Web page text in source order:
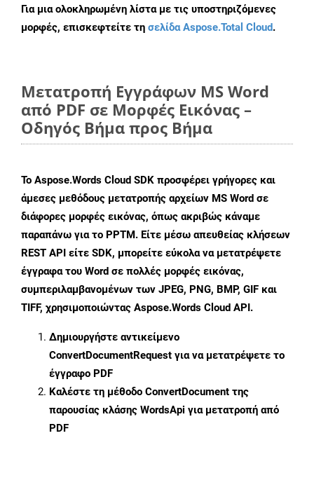
Για μια ολοκληρωμένη λίστα με τις υποστηριζόμενες
μορφές, επισκεφτείτε τη σελίδα Aspose.Total Cloud.
Μετατροπή Εγγράφων MS Word
από PDF σε Μορφές Εικόνας –
Οδηγός Βήμα προς Βήμα
Το Aspose.Words Cloud SDK προσφέρει γρήγορες και
άμεσες μεθόδους μετατροπής αρχείων MS Word σε
διάφορες μορφές εικόνας, όπως ακριβώς κάναμε
παραπάνω για το PPTM. Είτε μέσω απευθείας κλήσεων
REST API είτε SDK, μπορείτε εύκολα να μετατρέψετε
έγγραφα του Word σε πολλές μορφές εικόνας,
συμπεριλαμβανομένων των JPEG, PNG, BMP, GIF και
TIFF, χρησιμοποιώντας Aspose.Words Cloud API.
Δημιουργήστε αντικείμενο
ConvertDocumentRequest για να μετατρέψετε το
έγγραφο PDF
Καλέστε τη μέθοδο ConvertDocument της
παρουσίας κλάσης WordsApi για μετατροπή από
PDF